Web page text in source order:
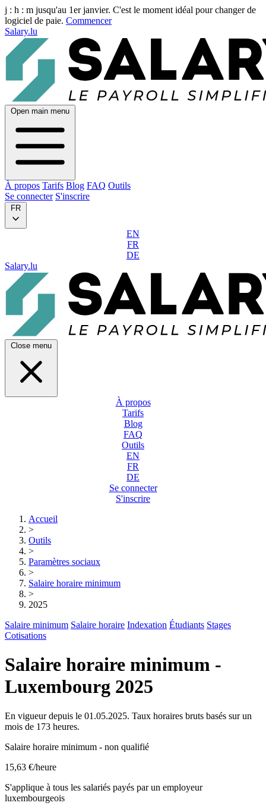
j : h : m jusqu'au 1er janvier. C'est le moment idéal pour changer de
logiciel de paie. Commencer
Salary.lu
Open main menu
À propos Tarifs Blog FAQ Outils
Se connecter S'inscrire
FR
EN
FR
DE
Salary.lu
Close menu
À propos
Tarifs
Blog
FAQ
Outils
EN
FR
DE
Se connecter
S'inscrire
Accueil
>
Outils
>
Paramètres sociaux
>
Salaire horaire minimum
>
2025
Salaire minimum Salaire horaire Indexation Étudiants Stages
Cotisations
Salaire horaire minimum -
Luxembourg 2025
En vigueur depuis le 01.05.2025. Taux horaires bruts basés sur un
mois de 173 heures.
Salaire horaire minimum - non qualifié
15,63 €/heure
S'applique à tous les salariés payés par un employeur
luxembourgeois